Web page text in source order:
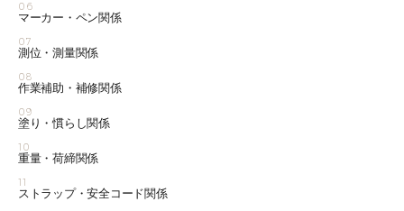
06
マーカー・ペン関係
07
測位・測量関係
08
作業補助・補修関係
09
塗り・慣らし関係
10
重量・荷締関係
11
ストラップ・安全コード関係